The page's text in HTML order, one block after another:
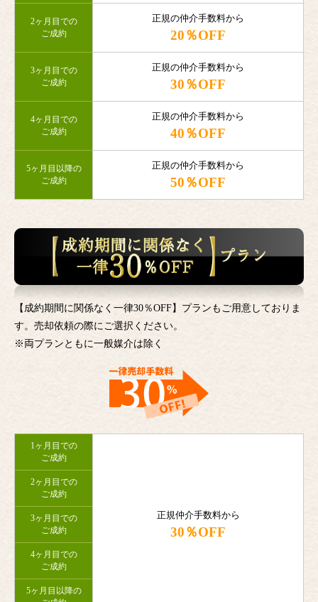
2ヶ月目での
ご成約
正規の仲介手数料から
20％OFF
3ヶ月目での
ご成約
正規の仲介手数料から
30％OFF
4ヶ月目での
ご成約
正規の仲介手数料から
40％OFF
5ヶ月目以降の
ご成約
正規の仲介手数料から
50％OFF
【成約期間に関係なく一律30％OFF】プランもご用意しておりま
す。売却依頼の際にご選択ください。
※両プランともに一般媒介は除く
1ヶ月目での
ご成約
正規仲介手数料から
30％OFF
2ヶ月目での
ご成約
3ヶ月目での
ご成約
4ヶ月目での
ご成約
5ヶ月目以降の